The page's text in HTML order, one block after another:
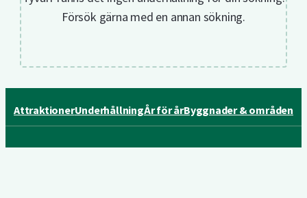
Försök gärna med en annan sökning.
AttraktionerUnderhållningÅr för årByggnader & områden
Lilla Allmänna Gränd 9, 115 21 Stockholm